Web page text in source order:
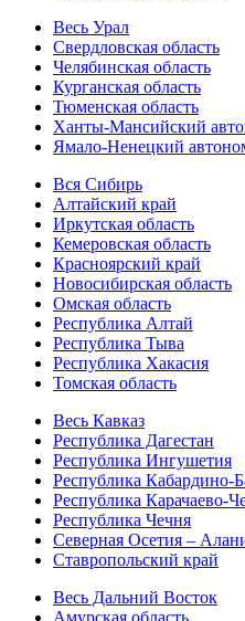
Весь Урал
Свердловская область
Челябинская область
Курганская область
Тюменская область
Ханты-Мансийский
Ямало-Ненецкий
Вся Сибирь
Алтайский край
Иркутская область
Кемеровская область
Красноярский край
Новосибирская область
Омская область
Республика Алтай
Республика Тыва
Республика Хакасия
Томская область
Весь Кавказ
Республика Дагестан
Республика Ингушетия
Республика Кабардино-
Республика Карачаево-
Республика Чечня
Северная Осетия –
Ставропольский край
Весь Дальний Восток
Амурская область